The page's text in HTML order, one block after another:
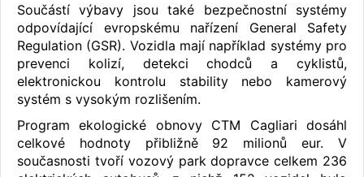
Součástí výbavy jsou také bezpečnostní systémy
odpovídající evropskému nařízení General Safety
Regulation (GSR). Vozidla mají například systémy pro
prevenci kolizí, detekci chodců a cyklistů,
elektronickou kontrolu stability nebo kamerový
systém s vysokým rozlišením.
Program ekologické obnovy CTM Cagliari dosáhl
celkové hodnoty přibližně 92 milionů eur. V
současnosti tvoří vozový park dopravce celkem 236